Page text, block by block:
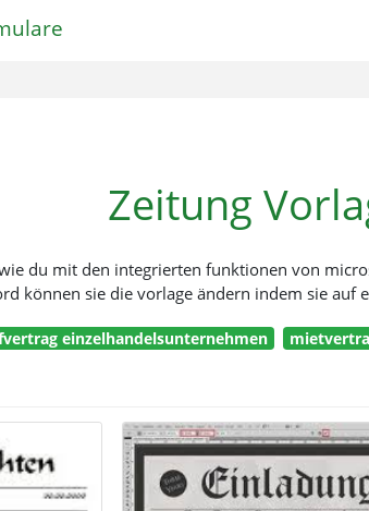
Zeitung
du mit den integrierten funktionen von
können sie die vorlage ändern indem sie
einzelhandelsunternehmen